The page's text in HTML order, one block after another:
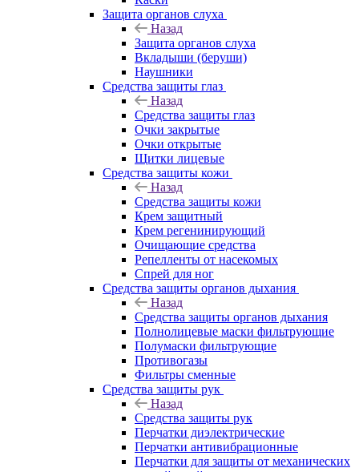
Защита органов слуха
Назад
Защита органов слуха
Вкладыши (беруши)
Наушники
Средства защиты глаз
Назад
Средства защиты глаз
Очки закрытые
Очки открытые
Щитки лицевые
Средства защиты кожи
Назад
Средства защиты кожи
Крем защитный
Крем регенинирующий
Очищающие средства
Репелленты от насекомых
Спрей для ног
Средства защиты органов дыхания
Назад
Средства защиты органов дыхания
Полнолицевые маски фильтрующие
Полумаски фильтрующие
Противогазы
Фильтры сменные
Средства защиты рук
Назад
Средства защиты рук
Перчатки диэлектрические
Перчатки антивибрационные
Перчатки для защиты от механических